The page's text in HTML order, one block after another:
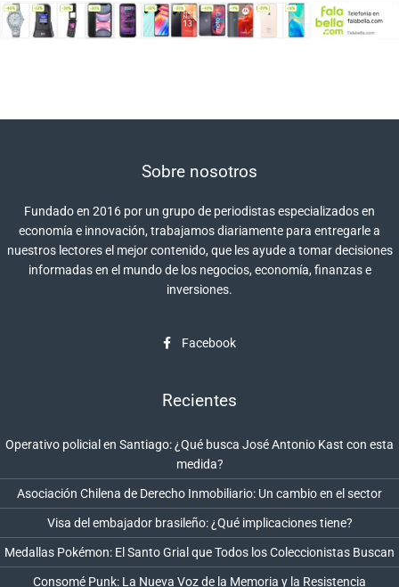
Sobre nosotros
Fundado en 2016 por un grupo de periodistas especializados en
economía e innovación, trabajamos diariamente para entregarle a
nuestros lectores el mejor contenido, que les ayude a tomar decisiones
informadas en el mundo de los negocios, economía, finanzas e
inversiones.
Facebook
Recientes
Operativo policial en Santiago: ¿Qué busca José Antonio Kast con esta
medida?
Asociación Chilena de Derecho Inmobiliario: Un cambio en el sector
Visa del embajador brasileño: ¿Qué implicaciones tiene?
Medallas Pokémon: El Santo Grial que Todos los Coleccionistas Buscan
Consomé Punk: La Nueva Voz de la Memoria y la Resistencia